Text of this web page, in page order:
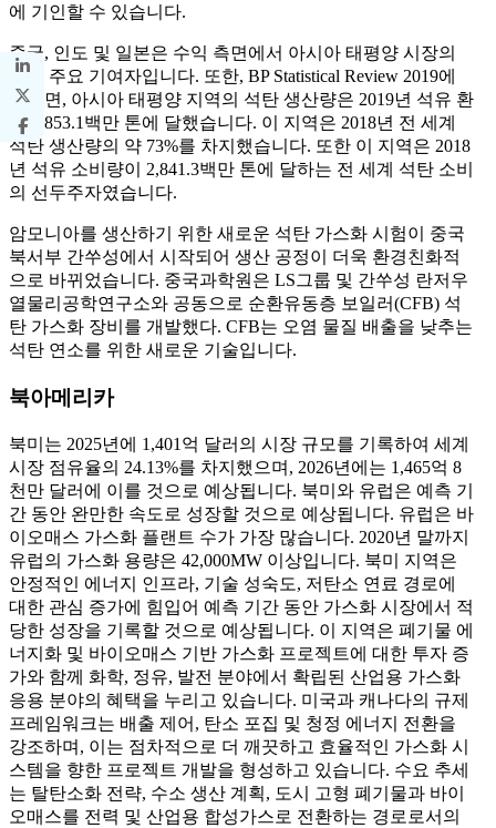
에 기인할 수 있습니다.
중국, 인도 및 일본은 수익 측면에서 아시아 태평양 시장의
다른 주요 기여자입니다. 또한, BP Statistical Review 2019에
따르면, 아시아 태평양 지역의 석탄 생산량은 2019년 석유 환
산 2,853.1백만 톤에 달했습니다. 이 지역은 2018년 전 세계
석탄 생산량의 약 73%를 차지했습니다. 또한 이 지역은 2018
년 석유 소비량이 2,841.3백만 톤에 달하는 전 세계 석탄 소비
의 선두주자였습니다.
암모니아를 생산하기 위한 새로운 석탄 가스화 시험이 중국
북서부 간쑤성에서 시작되어 생산 공정이 더욱 환경친화적
으로 바뀌었습니다. 중국과학원은 LS그룹 및 간쑤성 란저우
열물리공학연구소와 공동으로 순환유동층 보일러(CFB) 석
탄 가스화 장비를 개발했다. CFB는 오염 물질 배출을 낮추는
석탄 연소를 위한 새로운 기술입니다.
북아메리카
북미는 2025년에 1,401억 달러의 시장 규모를 기록하여 세계
시장 점유율의 24.13%를 차지했으며, 2026년에는 1,465억 8
천만 달러에 이를 것으로 예상됩니다. 북미와 유럽은 예측 기
간 동안 완만한 속도로 성장할 것으로 예상됩니다. 유럽은 바
이오매스 가스화 플랜트 수가 가장 많습니다. 2020년 말까지
유럽의 가스화 용량은 42,000MW 이상입니다. 북미 지역은
안정적인 에너지 인프라, 기술 성숙도, 저탄소 연료 경로에
대한 관심 증가에 힘입어 예측 기간 동안 가스화 시장에서 적
당한 성장을 기록할 것으로 예상됩니다. 이 지역은 폐기물 에
너지화 및 바이오매스 기반 가스화 프로젝트에 대한 투자 증
가와 함께 화학, 정유, 발전 분야에서 확립된 산업용 가스화
응용 분야의 혜택을 누리고 있습니다. 미국과 캐나다의 규제
프레임워크는 배출 제어, 탄소 포집 및 청정 에너지 전환을
강조하며, 이는 점차적으로 더 깨끗하고 효율적인 가스화 시
스템을 향한 프로젝트 개발을 형성하고 있습니다. 수요 추세
는 탈탄소화 전략, 수소 생산 계획, 도시 고형 폐기물과 바이
오매스를 전력 및 산업용 합성가스로 전환하는 경로로서의